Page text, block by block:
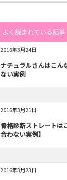
よく読まれている記事
2016年3月24日
ナチュラルさんはこん
ない実例
2016年3月21日
骨格診断ストレートは
合わない実例】
2016年3月23日